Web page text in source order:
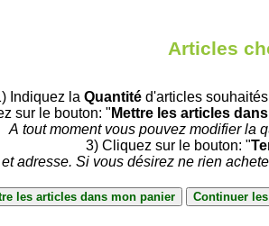
Articles
Indiquez la Quantitéd'articles
sur le bouton: " Mettre les articles
A tout moment vous pouvez modifier la
3) Cliquez sur le bouton: "
adresse. Si vous désirez ne rien